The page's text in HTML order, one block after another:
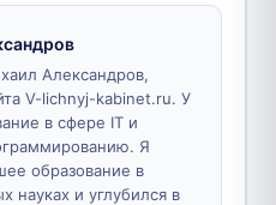
Александров,
V-lichnyj-kabinet.ru. У
в сфере IT и
Я
образование в
науках и углубился в